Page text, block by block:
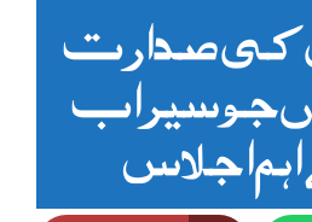
کی صدارت
جو سیراب
اجلاس